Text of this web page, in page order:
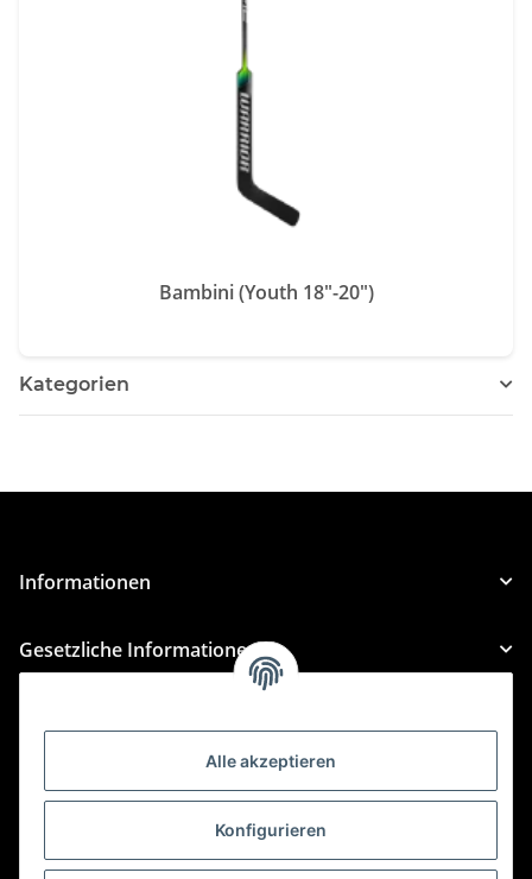
Alle akzeptieren
Konfigurieren
Bambini (Youth 18"-20")
Kategorien
Informationen
Gesetzliche Informationen
Für Custom Anfragen und Custom Bestellungen auch
custom@htr-shop.com